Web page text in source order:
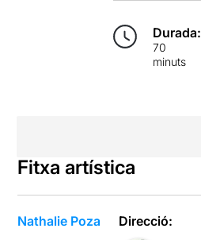
Durada:
70
minuts
Fitxa artística
Nathalie Poza
Direcció: